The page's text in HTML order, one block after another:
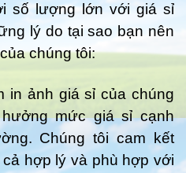
số lượng lớn với giá sỉ
lý do tại sao bạn nên
chúng tôi:
in ảnh giá sỉ của chúng
mức giá sỉ cạnh
Chúng tôi cam kết
hợp lý và phù hợp với